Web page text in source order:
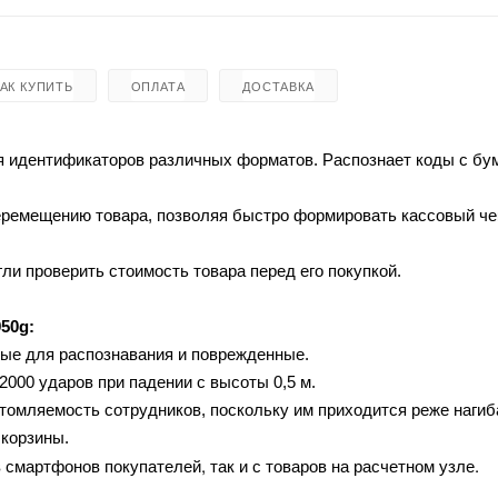
КУПИТЬ ОПЛАТА ДОСТАВКА
идентификаторов различных форматов. Распознает коды с
товара, позволяя быстро формировать кассовый
проверить стоимость товара перед его покупкой.
для распознавания и поврежденные.
ударов при падении с высоты 0,5 м.
сотрудников, поскольку им приходится реже
покупателей, так и с товаров на расчетном узле.